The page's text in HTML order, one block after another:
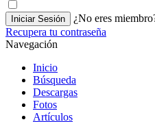
Iniciar Sesión ¿No eres
Recupera tu contraseña
Navegación
Inicio
Búsqueda
Descargas
Fotos
Artículos